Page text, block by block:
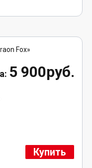
5 900руб.
Купить